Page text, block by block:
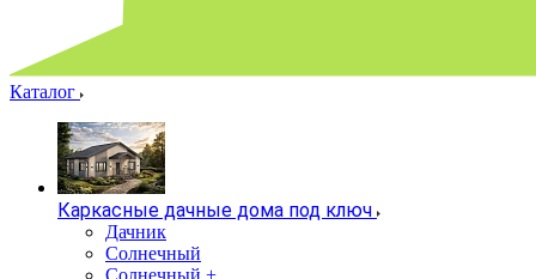
Каталог
Каркасные дачные дома под ключ
Дачник
Солнечный
Солнечный +